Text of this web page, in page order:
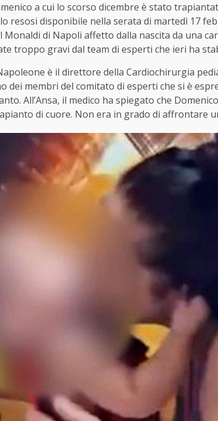
a cui lo scorso dicembre è stato
resosi disponibile nella serata di martedì 17
Monaldi di Napoli affetto dalla nascita da una
troppo gravi dal team di esperti che ieri ha
è il direttore della Cardiochirurgia
dei membri del comitato di esperti che si è
All’Ansa, il medico ha spiegato che
di cuore. Non era in grado di affrontare